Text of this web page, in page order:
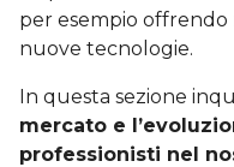
per esempio offrendo
nuove tecnologie.
In questa sezione
mercato e
professionisti nel